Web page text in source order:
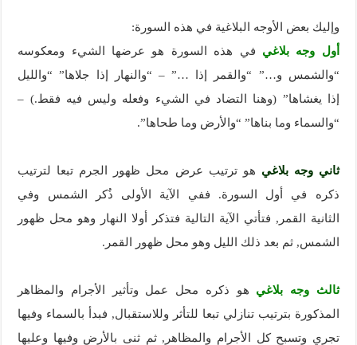
وإليك بعض الأوجه البلاغية في هذه السورة:
أول وجه بلاغي
في هذه السورة هو عرضها الشيء ومعكوسه
“والشمس و…” “والقمر إذا …” – “والنهار إذا جلاها” “والليل
إذا يغشاها” (وهنا التضاد في الشيء وفعله وليس فيه فقط.) –
“والسماء وما بناها” “والأرض وما طحاها”.
ثاني وجه بلاغي هو ترتيب عرض محل ظهور الجرم تبعا لترتيب
ذكره في أول السورة. ففي الآية الأولى ذُكر الشمس وفي
الثانية القمر, فتأتي الآية التالية فتذكر أولا النهار وهو محل ظهور
الشمس, ثم بعد ذلك الليل وهو محل ظهور القمر.
ثالث وجه بلاغي هو ذكره محل عمل وتأثير الأجرام والمظاهر
المذكورة بترتيب تنازلي تبعا للتأثر وللاستقبال, فبدأ بالسماء وفيها
تجري وتسبح كل الأجرام والمظاهر, ثم ثنى بالأرض وفيها وعليها